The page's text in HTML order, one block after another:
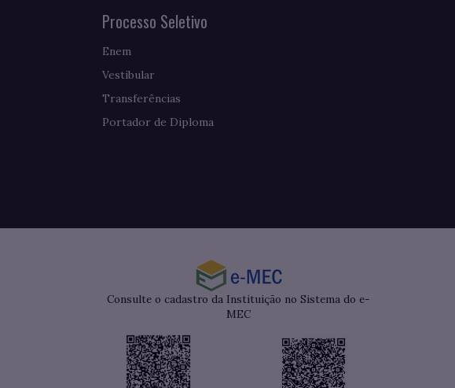
Processo Seletivo
Enem
Vestibular
Transferências
Portador de Diploma
Consulte o cadastro da Instituição no Sistema do e-
MEC